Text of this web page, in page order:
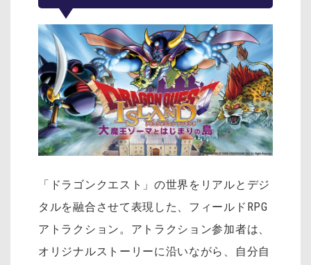
「ドラゴンクエスト」の世界をリアルとデジ
タルを融合させて表現した、フィールドRPG
アトラクション。アトラクション参加者は、
オリジナルストーリーに沿いながら、自分自